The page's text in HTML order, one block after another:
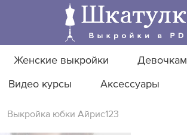
Женские выкройки Девочкам
Видео курсы Аксессуары
Выкройка юбки Айрис123